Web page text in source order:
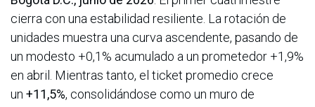
cierra con una estabilidad resiliente. La rotación de
unidades muestra una curva ascendente, pasando de
un modesto +0,1% acumulado a un prometedor +1,9%
en abril. Mientras tanto, el ticket promedio crece
un +11,5%, consolidándose como un muro de